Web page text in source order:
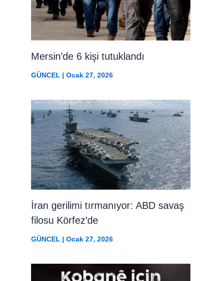
Mersin’de 6 kişi tutuklandı
GÜNCEL| Ocak 27, 2026
İran gerilimi tırmanıyor: ABD savaş
filosu Körfez’de
GÜNCEL | Ocak 27, 2026